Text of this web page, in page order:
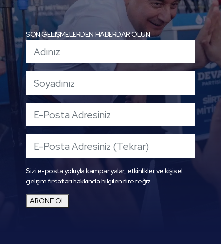
SON GELİŞMELERDEN HABERDAR OLUN
Sizi e-posta yoluyla kampanyalar, etkinlikler ve kişisel
gelişim fırsatları hakkında bilgilendireceğiz.
ABONE OL